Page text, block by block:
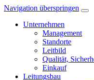
Navigation überspringen
Unternehmen
Management
Standorte
Leitbild
Qualität,
Einkauf
Leitungsbau